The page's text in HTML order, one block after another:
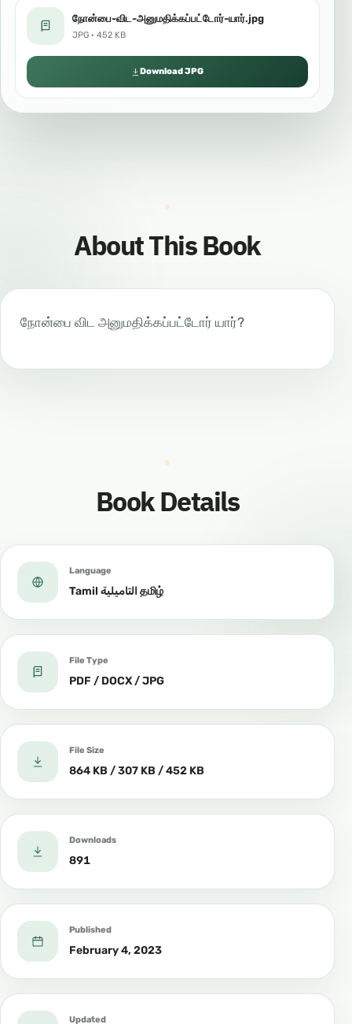
நோன்பை-விட-அனுமதிக்கப்பட்டோர்-யார்.jpg
JPG · 452 KB
Download JPG
About This Book
நோன்பை விட அனுமதிக்கப்பட்டோர் யார்?
Book Details
Language
Tamil التاميلية தமிழ்
File Type
PDF / DOCX / JPG
File Size
864 KB / 307 KB / 452 KB
Downloads
891
Published
February 4, 2023
Updated